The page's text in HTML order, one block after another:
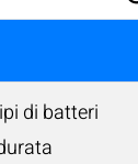
di batteri